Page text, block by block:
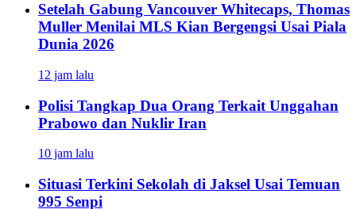
Setelah Gabung Vancouver Whitecaps, Thomas
Muller Menilai MLS Kian Bergengsi Usai Piala
Dunia 2026
12 jam lalu
Polisi Tangkap Dua Orang Terkait Unggahan
Prabowo dan Nuklir Iran
10 jam lalu
Situasi Terkini Sekolah di Jaksel Usai Temuan
995 Senpi